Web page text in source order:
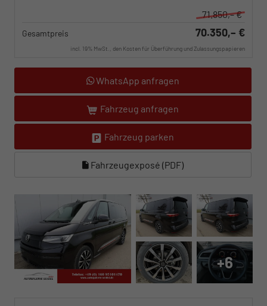
71.850,– €
Gesamtpreis 70.350,– €
incl. 19% MwSt., den Kosten für Überführung und Zulassungspapieren
WhatsApp anfragen
Fahrzeug anfragen
Fahrzeug parken
Fahrzeugexposé (PDF)
+6